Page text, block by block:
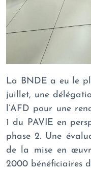
La BNDE a eu le
juillet, une
l’AFD pour une
1 du PAVIE en
phase 2. Une
de la mise en
2000 bénéficiaires